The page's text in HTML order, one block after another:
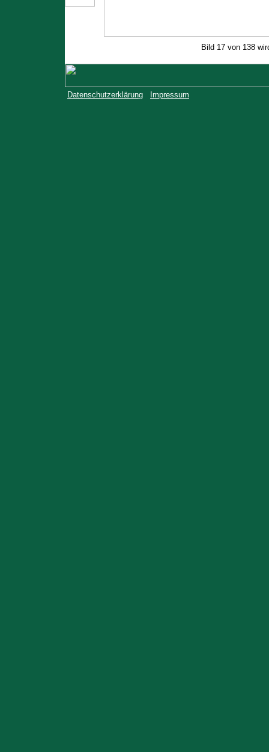
Bild 17 von 138
Datenschutzerklärung Impressum